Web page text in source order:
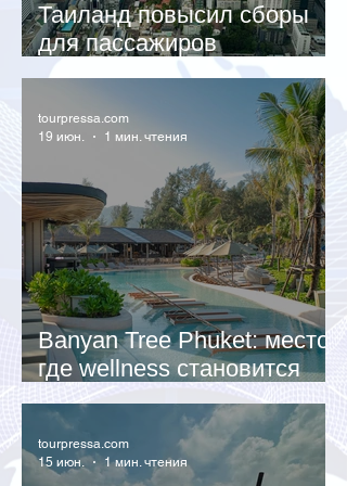
Таиланд повысил сборы
для пассажиров
международных рейсов
Banyan Tree Phuket: место,
где wellness становится
образом жизни
tourpressa.com
19 июн.
1 мин. чтения
tourpressa.com
15 июн.
1 мин. чтения